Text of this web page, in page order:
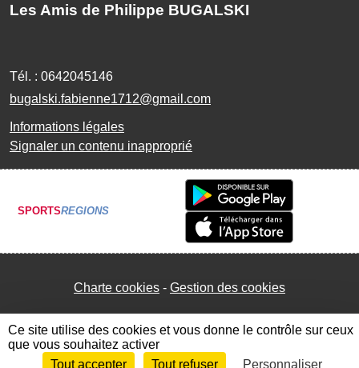
Les Amis de Philippe BUGALSKI
Tél. : 0642045146
bugalski.fabienne1712@gmail.com
Informations légales
Signaler un contenu inapproprié
SPORTSREGIONS
Charte cookies Gestion des cookies
Envie de participer ?
Ce site utilise des cookies et vous donne le contrôle sur ceux
que vous souhaitez activer
Tout accepter
Tout refuser Personnaliser